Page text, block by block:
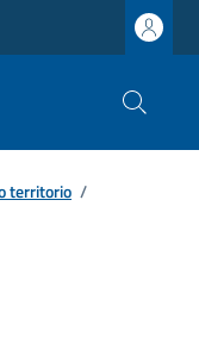
territorio /